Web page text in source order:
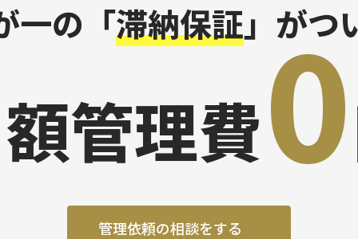
一の 「滞納保証」がつ
管理費0
管理依頼の相談をする